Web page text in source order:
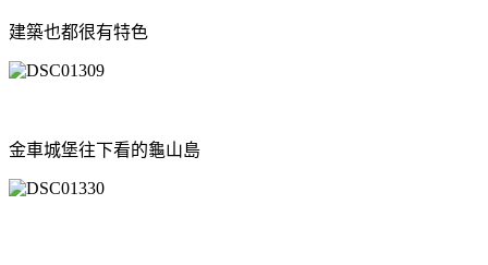
建築也都很有特色
金車城堡往下看的龜山島